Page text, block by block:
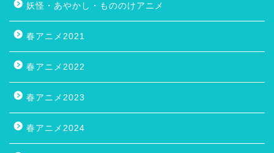
妖怪・あやかし・もののけアニメ
春アニメ2021
春アニメ2022
春アニメ2023
春アニメ2024